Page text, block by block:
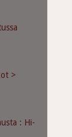
>
: Hi-